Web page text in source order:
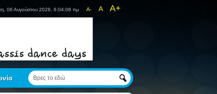
A- A A+
06 Αυγούστου 2026, 6:04:08 πμ